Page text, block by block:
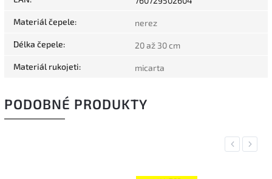
Materiál čepele: nerez
Délka čepele: 20 až 30 cm
Materiál rukojeti: micarta
PODOBNÉ PRODUKTY
Previous
Next